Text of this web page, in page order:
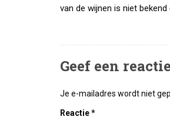
van de wijnen is niet
Geef een reactie
Je e-mailadres wordt niet
Reactie*